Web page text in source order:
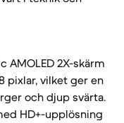
AMOLED 2X-skärm
pixlar, vilket ger en
och djup svärta.
HD+-upplösning